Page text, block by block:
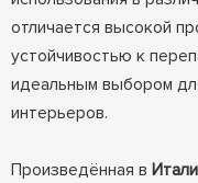
отличается высокой
устойчивостью к
идеальным выбором
интерьеров.
Произведённая в